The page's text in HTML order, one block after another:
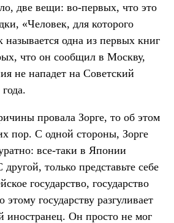
две вещи: во-первых, что это
«Человек, для которого
называется одна из первых книг
что он сообщил в Москву,
не нападет на Советский
провала Зорге, то об этом
пор. С одной стороны, Зорге
все-таки в Японии
только представьте себе
государство, государство
государству разгуливает
иностранец. Он просто не мог